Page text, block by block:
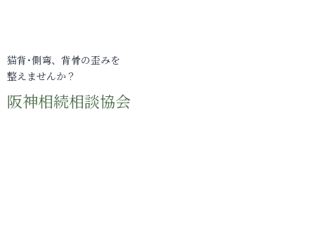
猫背･側弯、背骨の歪みを
整えませんか？
阪神相続相談協会